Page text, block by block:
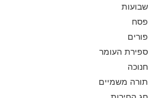
שבועות
פסח
פורים
ספירת העומר
חנוכה
תורה משמיים